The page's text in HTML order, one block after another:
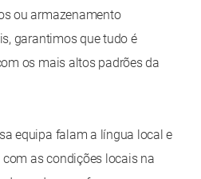
ou armazenamento
garantimos que tudo é
os mais altos padrões da
equipa falam a língua local e
as condições locais na